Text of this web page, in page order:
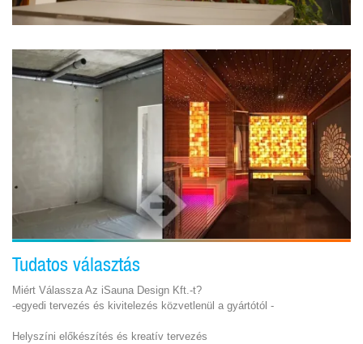
Tudatos választás
Miért Válassza Az iSauna Design Kft.-t?
-egyedi tervezés és kivitelezés közvetlenül a gyártótól -
Helyszíni előkészítés és kreatív tervezés